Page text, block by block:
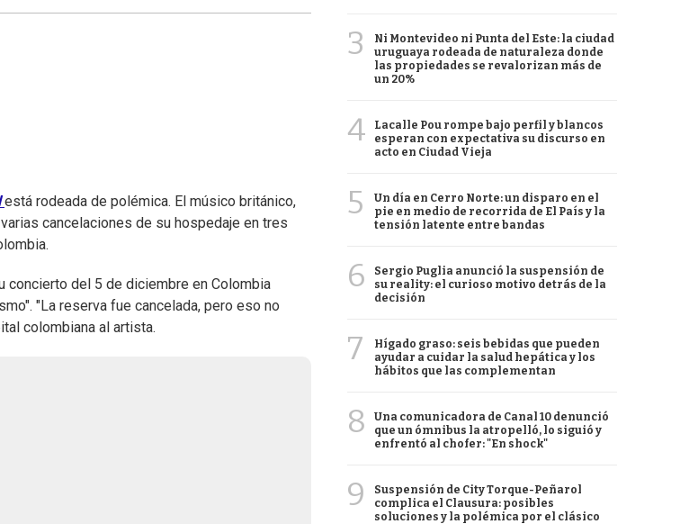
está rodeada de polémica. El músico británico,
cancelaciones de su hospedaje en tres
concierto del 5 de diciembre en Colombia
"La reserva fue cancelada, pero eso no
colombiana al artista.
3
Ni Montevideo ni Punta del Este: la ciudad
uruguaya rodeada de naturaleza donde
las propiedades se revalorizan más de
un 20%
4
Lacalle Pou rompe bajo perfil y blancos
esperan con expectativa su discurso en
acto en Ciudad Vieja
5
Un día en Cerro Norte: un disparo en el
pie en medio de recorrida de El País y la
tensión latente entre bandas
6
Sergio Puglia anunció la suspensión de
su reality: el curioso motivo detrás de la
decisión
7
Hígado graso: seis bebidas que pueden
ayudar a cuidar la salud hepática y los
hábitos que las complementan
8
Una comunicadora de Canal 10 denunció
que un ómnibus la atropelló, lo siguió y
enfrentó al chofer: "En shock"
9
Suspensión de City Torque-Peñarol
complica el Clausura: posibles
soluciones y la polémica por el clásico